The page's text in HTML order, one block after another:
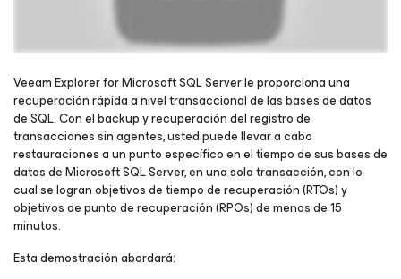
Regístrese para ver el webinar
Veeam Explorer for Microsoft SQL Server le proporciona una
recuperación rápida a nivel transaccional de las bases de datos
de SQL. Con el backup y recuperación del registro de
transacciones sin agentes, usted puede llevar a cabo
restauraciones a un punto específico en el tiempo de sus bases de
datos de Microsoft SQL Server, en una sola transacción, con lo
cual se logran objetivos de tiempo de recuperación (RTOs) y
objetivos de punto de recuperación (RPOs) de menos de 15
minutos.
Esta demostración abordará: